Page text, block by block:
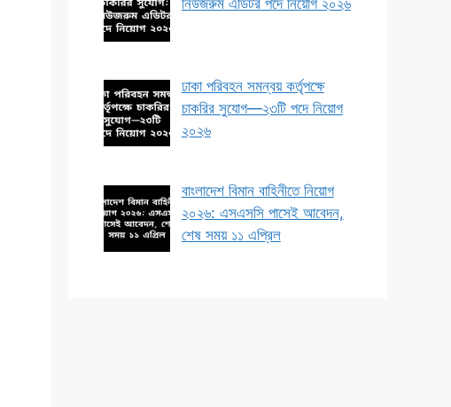
ঢাকা পরিবহন সমন্বয় কর্তৃপক্ষে
চাকরির সুযোগ—২৩টি পদে নিয়োগ
২০২৬
বাংলাদেশ বিমান বাহিনীতে নিয়োগ
২০২৬: এসএসসি পাসেই আবেদন,
শেষ সময় ১১ এপ্রিল